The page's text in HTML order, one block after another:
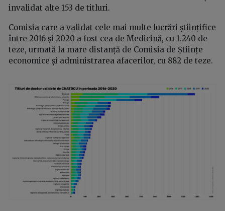
invalidat alte 153 de titluri.
Comisia care a validat cele mai multe lucrări științifice
între 2016 și 2020 a fost cea de Medicină, cu 1.240 de
teze, urmată la mare distanță de Comisia de Științe
economice și administrarea afacerilor, cu 882 de teze.